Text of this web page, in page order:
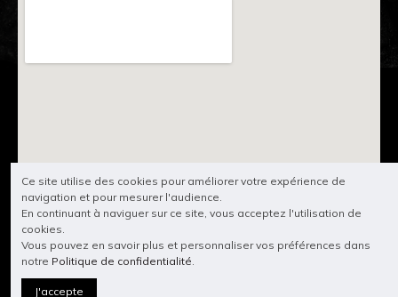
Ce site utilise des cookies pour améliorer votre expérience de
navigation et pour mesurer l'audience.
En continuant à naviguer sur ce site, vous acceptez l'utilisation de
cookies.
Vous pouvez en savoir plus et personnaliser vos préférences dans
notre Politique de confidentialité.
J'accepte